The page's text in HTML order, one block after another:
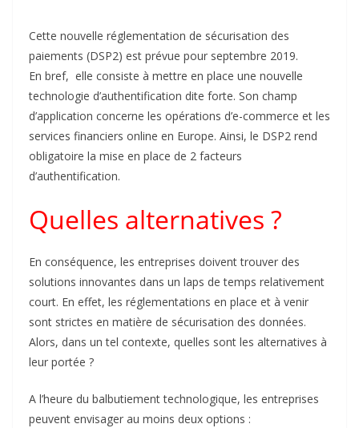
Cette nouvelle réglementation de sécurisation des
paiements (DSP2) est prévue pour septembre 2019.
En bref, elle consiste à mettre en place une nouvelle
technologie d’authentification dite forte. Son champ
d’application concerne les opérations d’e-commerce et les
services financiers online en Europe. Ainsi, le DSP2 rend
obligatoire la mise en place de 2 facteurs
d’authentification.
Quelles alternatives ?
En conséquence, les entreprises doivent trouver des
solutions innovantes dans un laps de temps relativement
court. En effet, les réglementations en place et à venir
sont strictes en matière de sécurisation des données.
Alors, dans un tel contexte, quelles sont les alternatives à
leur portée ?
A l’heure du balbutiement technologique, les entreprises
peuvent envisager au moins deux options :